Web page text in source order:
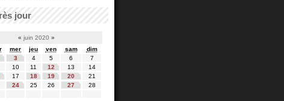
jour
« juin 2020 »
mer jeu ven sam
dim
3 4 5 6
7
10 11 12 13
14
17 18 19 20
21
24 25 26 27
28